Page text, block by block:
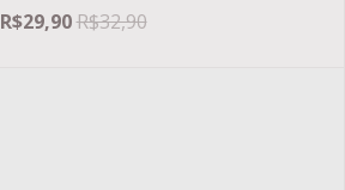
R$29,90R$32,90